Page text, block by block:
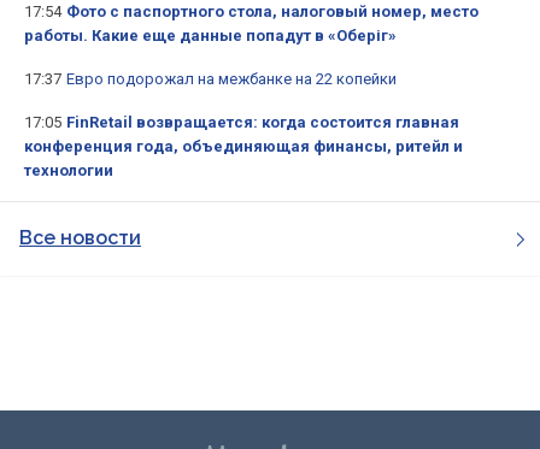
17:54 Фото с паспортного стола, налоговый номер, место
работы. Какие еще данные попадут в «Оберіг»
17:37 Евро подорожал на межбанке на 22 копейки
17:05 FinRetail возвращается: когда состоится главная
конференция года, объединяющая финансы, ритейл и
технологии
Все новости